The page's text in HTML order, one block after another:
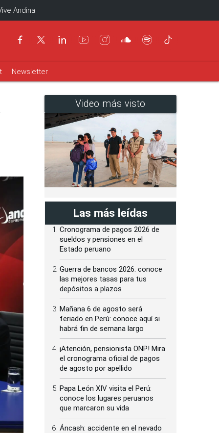
Andina
Newsletter
Video más visto
Las más leídas
Cronograma de pagos 2026 de
sueldos y pensiones en el
Estado peruano
Guerra de bancos 2026: conoce
las mejores tasas para tus
depósitos a plazos
Mañana 6 de agosto será
feriado en Perú: conoce aquí si
habrá fin de semana largo
¡Atención, pensionista ONP! Mira
el cronograma oficial de pagos
de agosto por apellido
Papa León XIV visita el Perú:
conoce los lugares peruanos
que marcaron su vida
Áncash: accidente en el nevado